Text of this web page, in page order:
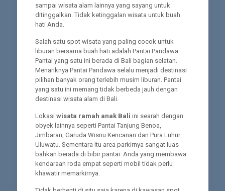
sampai wisata alam lainnya yang sayang untuk
ditinggalkan. Tidak ketinggalan wisata untuk buah
hati Anda.
Salah satu spot wisata yang paling cocok untuk
liburan bersama buah hati adalah Pantai Pandawa.
Pantai yang satu ini berada di Bali bagian selatan.
Menariknya Pantai Pandawa selalu menjadi destinasi
pilihan banyak orang terlebih musim liburan. Pantai
yang satu ini memang tidak berbeda jauh dengan
destinasi wisata alam di Bali.
Lokasi wisata ramah anak Bali ini searah dengan
obyek lainnya seperti Pantai Tanjung Benoa,
Jimbaran, Garuda Wisnu Kencanan dan Pura Luhur
Uluwatu. Sementara itu area parkirnya sangat luas
bahkan berada di bibir pantai. Anda yang membawa
kendaraan roda empat seperti mobil tidak perlu
khawatir memarkirnya.